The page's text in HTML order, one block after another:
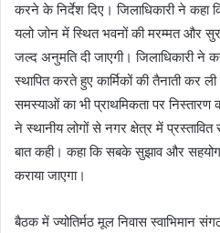
करने के निर्देश दिए। जिलाधिकारी ने
यलो जोन में स्थित भवनों की मरम्मत और
जल्द अनुमति दी जाएगी। जिलाधिकारी ने
स्थापित करते हुए कार्मिकों की तैनाती कर
समस्याओं का भी प्राथमिकता पर निस्तारण
ने स्थानीय लोगों से नगर क्षेत्र में प्रस्तावित
बात कही। कहा कि सबके सुझाव और सहयोग
कराया जाएगा।
बैठक में ज्योतिर्मठ मूल निवास स्वाभिमान